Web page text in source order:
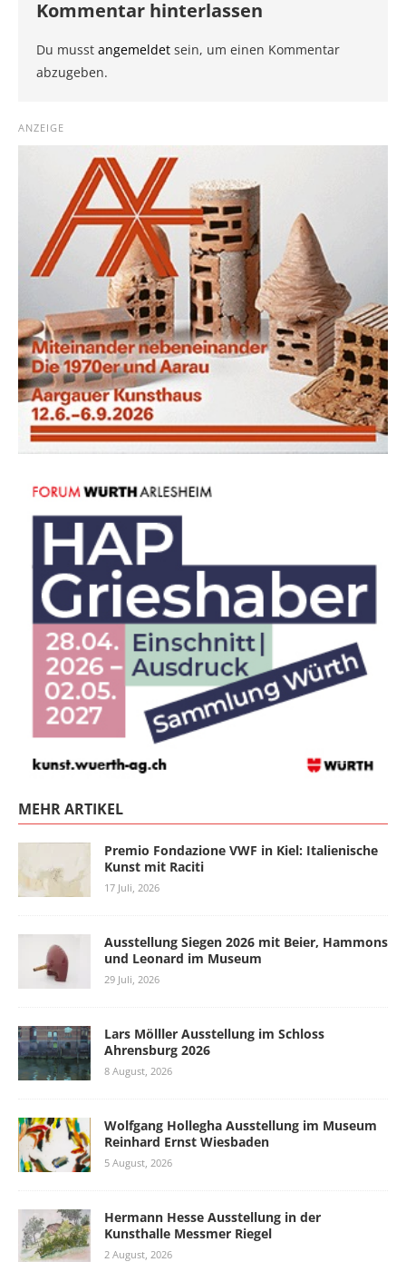
Kommentar hinterlassen
Du musst angemeldet sein, um einen Kommentar
abzugeben.
ANZEIGE
MEHR ARTIKEL
Premio Fondazione VWF in Kiel: Italienische
Kunst mit Raciti
17 Juli, 2026
Ausstellung Siegen 2026 mit Beier, Hammons
und Leonard im Museum
29 Juli, 2026
Lars Mölller Ausstellung im Schloss
Ahrensburg 2026
8 August, 2026
Wolfgang Hollegha Ausstellung im Museum
Reinhard Ernst Wiesbaden
5 August, 2026
Hermann Hesse Ausstellung in der
Kunsthalle Messmer Riegel
2 August, 2026